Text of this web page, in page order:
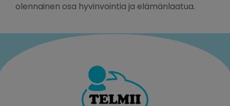
olennainen osa hyvinvointia ja elämänlaatua.